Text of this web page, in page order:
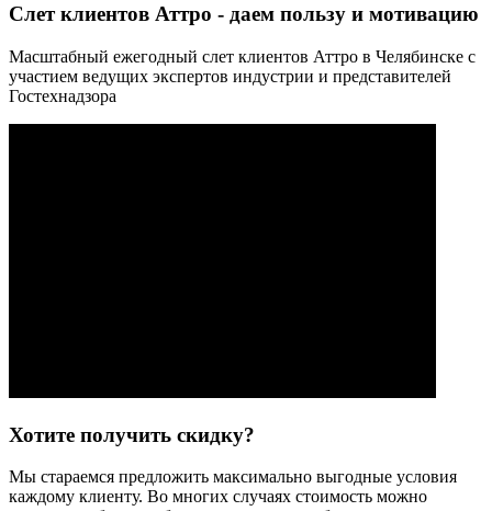
Слет клиентов Аттро - даем пользу и мотивацию
Масштабный ежегодный слет клиентов Аттро в Челябинске с
участием ведущих экспертов индустрии и представителей
Гостехнадзора
Хотите получить скидку?
Мы стараемся предложить максимально выгодные условия
каждому клиенту. Во многих случаях стоимость можно